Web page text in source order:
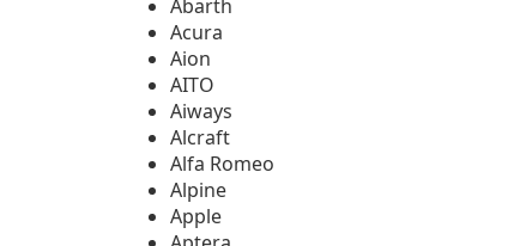
Abarth
Acura
Aion
AITO
Aiways
Alcraft
Alfa Romeo
Alpine
Apple